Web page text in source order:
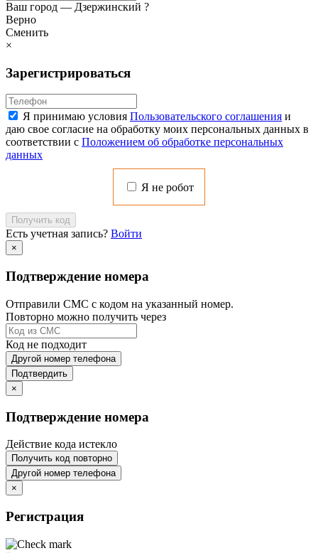
Ваш город — Дзержинский ?
Верно
Сменить
×
Зарегистрироваться
Я принимаю условия Пользовательского соглашения и
даю свое согласие на обработку моих персональных данных в
соответствии с Положением об обработке персональных
данных
Я не робот
Получить код
Есть учетная запись? Войти
×
Подтверждение номера
Отправили СМС с кодом на указанный номер.
Повторно можно получить через
Код не подходит
Другой номер телефона
Подтвердить
×
Подтверждение номера
Действие кода истекло
Получить код повторно
Другой номер телефона
×
Регистрация